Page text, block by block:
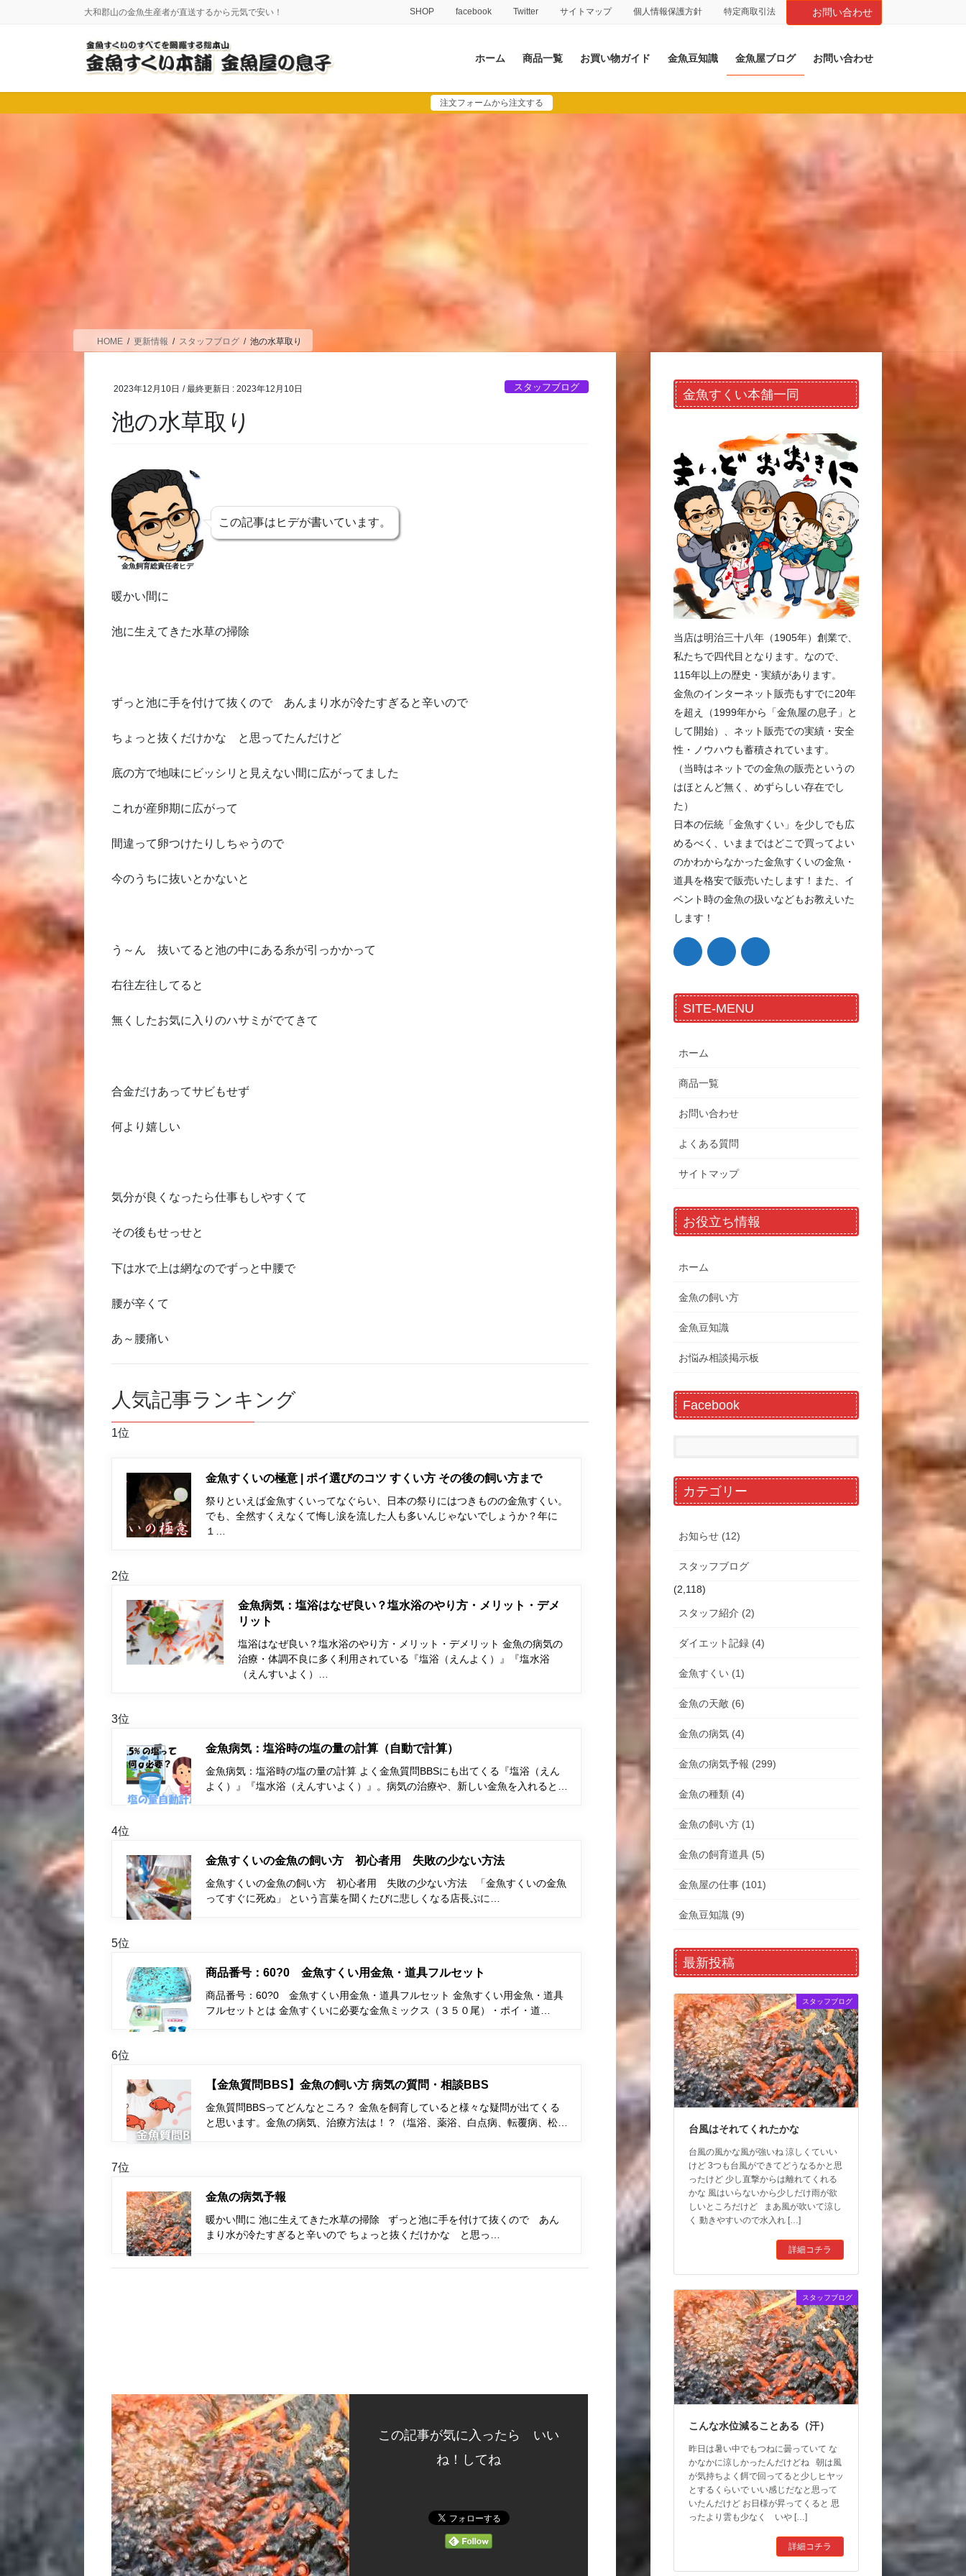
に
移
ョ
ン
大和郡山の金魚生産者が直送するから元気で安い！ SHOP facebook Twitter サイトマップ 個人情報保護方針 特定商取引法 お問い合わせ
ホーム 商品一覧 お買い物ガイド 金魚豆知識 金魚屋ブログ お問い合わせ
注文フォームから注文する
HOME 更新情報 スタッフブログ 池の水草取り
2023年12月10日 / 最終更新日 :2023年12月10日 スタッフブログ
池の水草取り
金魚飼育総責任者ヒデ
この記事はヒデが書いています。
暖かい間に
池に生えてきた水草の掃除
ずっと池に手を付けて抜くので あんまり水が冷たすぎると辛いので
ちょっと抜くだけかな と思ってたんだけど
底の方で地味にビッシリと見えない間に広がってました
これが産卵期に広がって
間違って卵つけたりしちゃうので
今のうちに抜いとかないと
う～ん 抜いてると池の中にある糸が引っかかって
右往左往してると
無くしたお気に入りのハサミがでてきて
合金だけあってサビもせず
何より嬉しい
気分が良くなったら仕事もしやすくて
その後もせっせと
下は水で上は網なのでずっと中腰で
腰が辛くて
あ～腰痛い
人気記事ランキング
1位
金魚すくいの極意 | ポイ選びのコツ すくい方 その後の飼い方まで
祭りといえば金魚すくいってなぐらい、日本の祭りにはつきものの金魚すくい。
でも、全然すくえなくて悔し涙を流した人も多いんじゃないでしょうか？年に
１…
2位
金魚病気：塩浴はなぜ良い？塩水浴のやり方・メリット・デメ
リット
塩浴はなぜ良い？塩水浴のやり方・メリット・デメリット 金魚の病気の
治療・体調不良に多く利用されている『塩浴（えんよく）』『塩水浴
（えんすいよく）…
3位
金魚病気：塩浴時の塩の量の計算（自動で計算）
金魚病気：塩浴時の塩の量の計算 よく金魚質問BBSにも出てくる『塩浴（えん
よく）』『塩水浴（えんすいよく）』。病気の治療や、新しい金魚を入れると…
4位
金魚すくいの金魚の飼い方 初心者用 失敗の少ない方法
金魚すくいの金魚の飼い方 初心者用 失敗の少ない方法 「金魚すくいの金魚
ってすぐに死ぬ」 という言葉を聞くたびに悲しくなる店長ぷに…
5位
商品番号：60?0 金魚すくい用金魚・道具フルセット
商品番号：60?0 金魚すくい用金魚・道具フルセット 金魚すくい用金魚・道具
フルセットとは 金魚すくいに必要な金魚ミックス（３５０尾）・ポイ・道…
6位
【金魚質問BBS】金魚の飼い方 病気の質問・相談BBS
金魚質問BBSってどんなところ？ 金魚を飼育していると様々な疑問が出てくる
と思います。金魚の病気、治療方法は！？（塩浴、薬浴、白点病、転覆病、松…
7位
金魚の病気予報
暖かい間に 池に生えてきた水草の掃除 ずっと池に手を付けて抜くので あん
まり水が冷たすぎると辛いので ちょっと抜くだけかな と思っ…
この記事が気に入ったら いい
ね！してね
金魚すくい本舗一同
当店は明治三十八年（1905年）創業で、
私たちで四代目となります。なので、
115年以上の歴史・実績があります。
金魚のインターネット販売もすでに20年
を超え（1999年から「金魚屋の息子」と
して開始）、ネット販売での実績・安全
性・ノウハウも蓄積されています。
（当時はネットでの金魚の販売というの
はほとんど無く、めずらしい存在でし
た）
日本の伝統「金魚すくい」を少しでも広
めるべく、いままではどこで買ってよい
のかわからなかった金魚すくいの金魚・
道具を格安で販売いたします！また、イ
ベント時の金魚の扱いなどもお教えいた
します！
SITE-MENU
ホーム
商品一覧
お問い合わせ
よくある質問
サイトマップ
お役立ち情報
ホーム
金魚の飼い方
金魚豆知識
お悩み相談掲示板
Facebook
カテゴリー
お知らせ (12)
スタッフブログ
(2,118)
スタッフ紹介 (2)
ダイエット記録 (4)
金魚すくい (1)
金魚の天敵 (6)
金魚の病気 (4)
金魚の病気予報 (299)
金魚の種類 (4)
金魚の飼い方 (1)
金魚の飼育道具 (5)
金魚屋の仕事 (101)
金魚豆知識 (9)
最新投稿
スタッフブログ
台風はそれてくれたかな
台風の風かな風が強いね 涼しくていい
けど 3つも台風ができてどうなるかと思
ったけど 少し直撃からは離れてくれる
かな 風はいらないから少しだけ雨が欲
しいところだけど まあ風が吹いて涼し
く 動きやすいので水入れ […]
詳細コチラ
スタッフブログ
こんな水位減ることある（汗）
昨日は暑い中でもつねに曇っていて な
かなかに涼しかったんだけどね 朝は風
が気持ちよく餌で回ってると少しヒヤッ
とするくらいで いい感じだなと思って
いたんだけど お日様が昇ってくると 思
ったより雲も少なく いや […]
詳細コチラ